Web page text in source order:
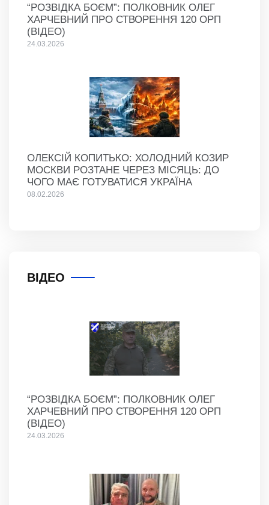
“РОЗВІДКА БОЄМ”: ПОЛКОВНИК ОЛЕГ
ХАРЧЕВНИЙ ПРО СТВОРЕННЯ 120 ОРП
(ВІДЕО)
24.03.2026
ОЛЕКСІЙ КОПИТЬКО: ХОЛОДНИЙ КОЗИР
МОСКВИ РОЗТАНЕ ЧЕРЕЗ МІСЯЦЬ: ДО
ЧОГО МАЄ ГОТУВАТИСЯ УКРАЇНА
08.02.2026
ВІДЕО
“РОЗВІДКА БОЄМ”: ПОЛКОВНИК ОЛЕГ
ХАРЧЕВНИЙ ПРО СТВОРЕННЯ 120 ОРП
(ВІДЕО)
24.03.2026